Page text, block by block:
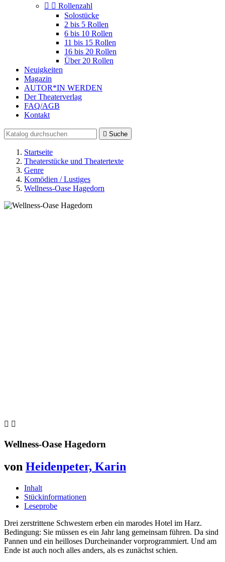
  Rollenzahl
Solostücke
2 bis 5 Rollen
6 bis 10 Rollen
11 bis 15 Rollen
16 bis 20 Rollen
Über 20 Rollen
Neuigkeiten
Magazin
AUTOR*IN WERDEN
Der Theaterverlag
FAQ/AGB
Kontakt
 Suche
Startseite
Theaterstücke und Theatertexte
Genre
Komödien / Lustiges
Wellness-Oase Hagedorn
 
Wellness-Oase Hagedorn
von Heidenpeter, Karin
Inhalt
Stückinformationen
Leseprobe
Drei zerstrittene Schwestern erben ein marodes Hotel im Harz.
Bedingung: Sie müssen es ein Jahr lang gemeinsam führen. Da sind
Pannen und ein heilloses Durcheinander vorprogrammiert. Und am
Ende ist auch noch alles anders, als es zunächst schien.